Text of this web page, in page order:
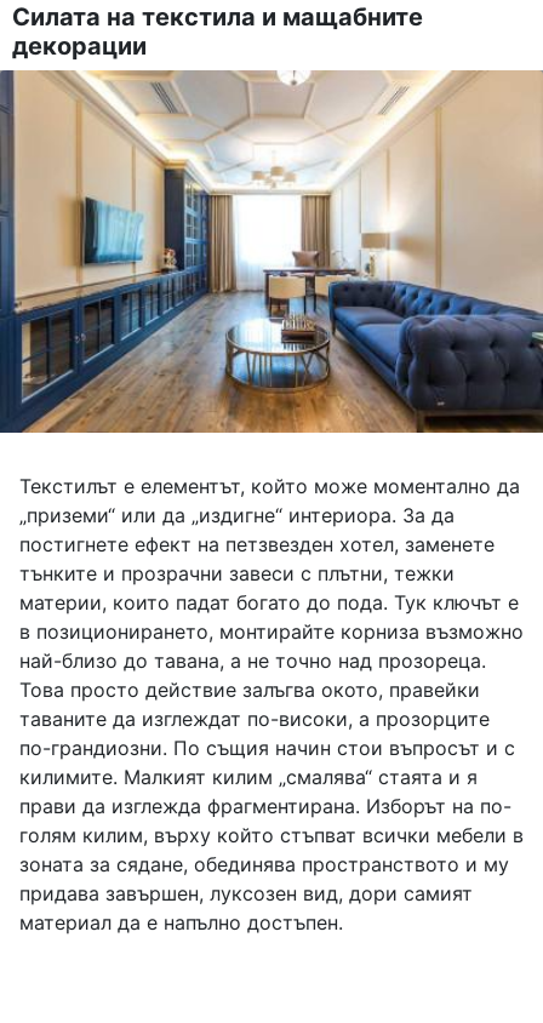
Силата на текстила и мащабните
декорации
Текстилът е елементът, който може моментално да
„приземи“ или да „издигне“ интериора. За да
постигнете ефект на петзвезден хотел, заменете
тънките и прозрачни завеси с плътни, тежки
материи, които падат богато до пода. Тук ключът е
в позиционирането, монтирайте корниза възможно
най-близо до тавана, а не точно над прозореца.
Това просто действие залъгва окото, правейки
таваните да изглеждат по-високи, а прозорците
по-грандиозни. По същия начин стои въпросът и с
килимите. Малкият килим „смалява“ стаята и я
прави да изглежда фрагментирана. Изборът на по-
голям килим, върху който стъпват всички мебели в
зоната за сядане, обединява пространството и му
придава завършен, луксозен вид, дори самият
материал да е напълно достъпен.